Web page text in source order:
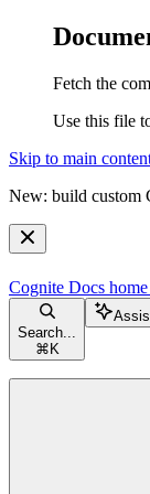
Fetch the
Use this file
Skip to main
New: build custom
Cognite Docs
Search...
⌘ K